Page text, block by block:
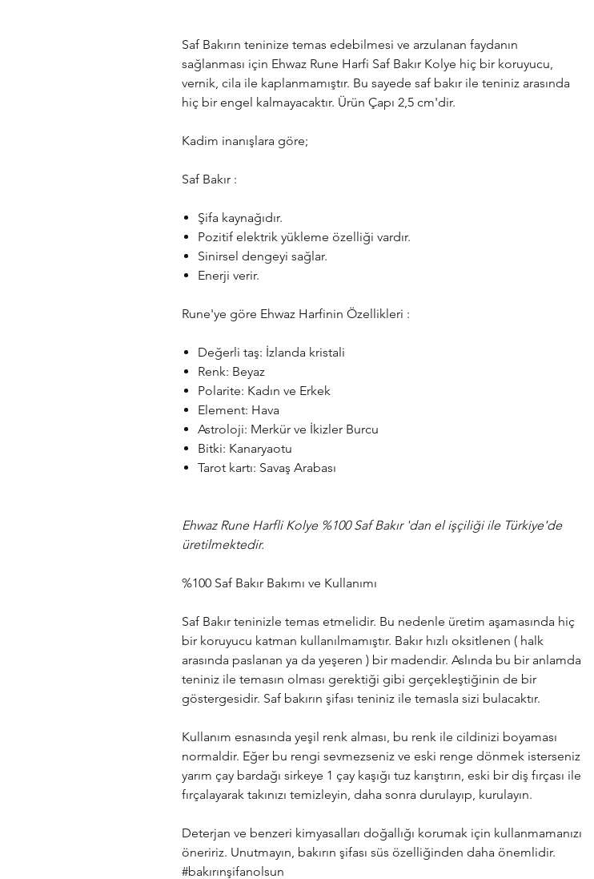
Saf Bakırın teninize temas edebilmesi ve arzulanan faydanın
sağlanması için Ehwaz Rune Harfi Saf Bakır Kolye hiç bir koruyucu,
vernik, cila ile kaplanmamıştır. Bu sayede saf bakır ile teniniz arasında
hiç bir engel kalmayacaktır. Ürün Çapı 2,5 cm'dir.
Kadim inanışlara göre;
Saf Bakır :
Şifa kaynağıdır.
Pozitif elektrik yükleme özelliği vardır.
Sinirsel dengeyi sağlar.
Enerji verir.
Rune'ye göre Ehwaz Harfinin Özellikleri :
Değerli taş: İzlanda kristali
Renk: Beyaz
Polarite: Kadın ve Erkek
Element: Hava
Astroloji: Merkür ve İkizler Burcu
Bitki: Kanaryaotu
Tarot kartı: Savaş Arabası
Ehwaz Rune Harfli Kolye %100 Saf Bakır 'dan el işçiliği ile Türkiye'de
üretilmektedir.
%100 Saf Bakır Bakımı ve Kullanımı
Saf Bakır teninizle temas etmelidir. Bu nedenle üretim aşamasında hiç
bir koruyucu katman kullanılmamıştır. Bakır hızlı oksitlenen ( halk
arasında paslanan ya da yeşeren ) bir madendir. Aslında bu bir anlamda
teniniz ile temasın olması gerektiği gibi gerçekleştiğinin de bir
göstergesidir. Saf bakırın şifası teniniz ile temasla sizi bulacaktır.
Kullanım esnasında yeşil renk alması, bu renk ile cildinizi boyaması
normaldir. Eğer bu rengi sevmezseniz ve eski renge dönmek isterseniz
yarım çay bardağı sirkeye 1 çay kaşığı tuz karıştırın, eski bir diş fırçası ile
fırçalayarak takınızı temizleyin, daha sonra durulayıp, kurulayın.
Deterjan ve benzeri kimyasalları doğallığı korumak için kullanmamanızı
öneririz. Unutmayın, bakırın şifası süs özelliğinden daha önemlidir.
#bakırınşifanolsun